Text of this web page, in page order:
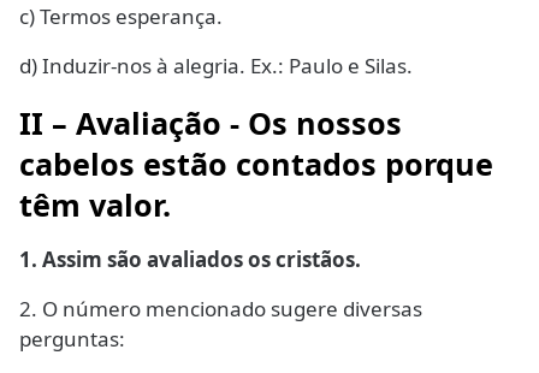
c) Termos esperança.
d) Induzir-nos à alegria. Ex.: Paulo e Silas.
II – Avaliação - Os nossos
cabelos estão contados porque
têm valor.
1. Assim são avaliados os cristãos.
2. O número mencionado sugere diversas
perguntas: